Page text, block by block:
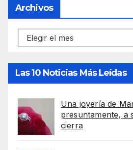
Archivos
Archivos
Las 10 Noticias Más Leídas
Una joyería de
presuntamente, a
cierra